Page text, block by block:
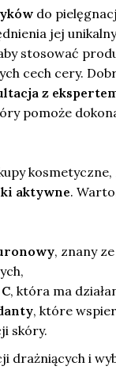
do
jej
stosować
cech cery.
z
pomoże
aktywne.
, znany
, która ma
, które
skóry.
drażniących i